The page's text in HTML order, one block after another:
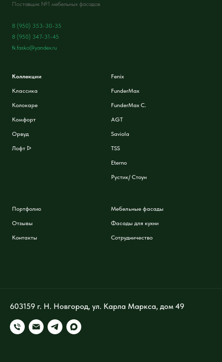
Поставщик №1 мебельных фасадов
8 (950) 353-30-35
8 (950) 347-31-45
fk.fasko@yandex.ru
Коллекции
Классика
Колокаре
Комфорт
Орвуд
Лофт ᐅ
Fenix
FunderMax
FunderMax C.
AGT
Saviola
TSS
Eterno
Рустик/ Стоун
Портфолио
Отзывы
Контакты
Мебельные фасады
Фасады для кухни
Сотрудничество
603159 г. Н. Новгород, ул. Карла Маркса, дом 49